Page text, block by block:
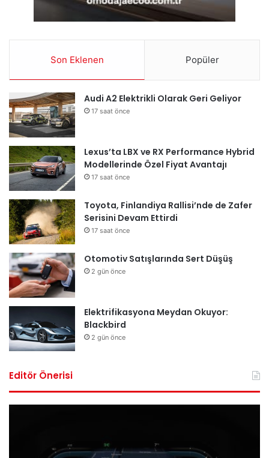
Son Eklenen Popüler
Audi A2 Elektrikli Olarak Geri Geliyor
17 saat önce
Lexus’ta LBX ve RX Performance Hybrid
Modellerinde Özel Fiyat Avantajı
17 saat önce
Toyota, Finlandiya Rallisi’nde de Zafer
Serisini Devam Ettirdi
17 saat önce
Otomotiv Satışlarında Sert Düşüş
2 gün önce
Elektrifikasyona Meydan Okuyor:
Blackbird
2 gün önce
Editör Önerisi